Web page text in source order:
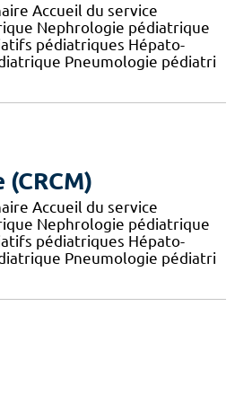
Accueil du service
Nephrologie pédiatrique
pédiatriques Hépato-
Pneumologie pédiatri
Accueil du service
Nephrologie pédiatrique
pédiatriques Hépato-
Pneumologie pédiatri